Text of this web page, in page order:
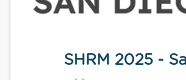
SHRM 2025 -